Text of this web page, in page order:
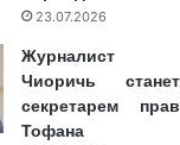
23.07.2026
Журналист
Чиоричь
секретарем
Тофана